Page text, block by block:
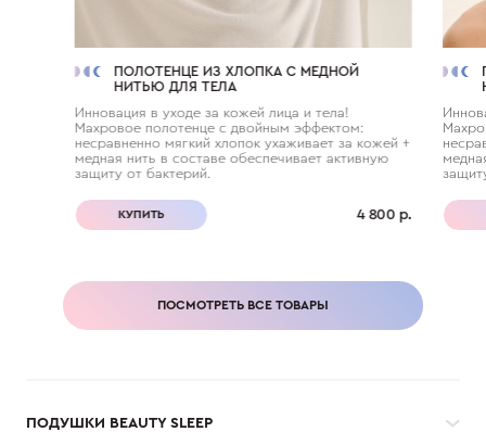
ПОЛОТЕНЦЕ ИЗ ХЛОПКА С МЕДНОЙ
НИТЬЮ ДЛЯ ТЕЛА
Инновация в уходе за кожей лица и тела!
Махровое полотенце с двойным эффектом:
несравненно мягкий хлопок ухаживает за кожей +
медная нить в составе обеспечивает активную
защиту от бактерий.
4 800 р.
ПОДУШКИ BEAUTY SLEEP